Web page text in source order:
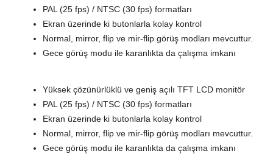
PAL (25 fps) / NTSC (30 fps) formatları
Ekran üzerinde ki butonlarla kolay kontrol
Normal, mirror, flip ve mir-flip görüş modları mevcuttur.
Gece görüş modu ile karanlıkta da çalışma imkanı
Yüksek çözünürlüklü ve geniş açılı TFT LCD monitör
PAL (25 fps) / NTSC (30 fps) formatları
Ekran üzerinde ki butonlarla kolay kontrol
Normal, mirror, flip ve mir-flip görüş modları mevcuttur.
Gece görüş modu ile karanlıkta da çalışma imkanı